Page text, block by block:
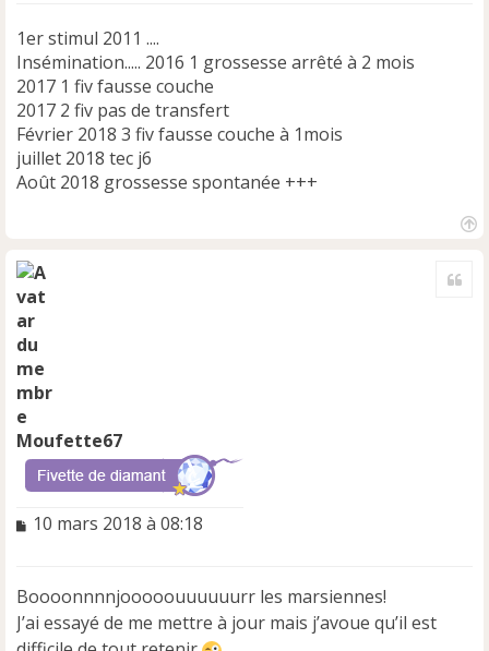
u
1er stimul 2011 ....
Insémination..... 2016 1 grossesse arrêté à 2 mois
2017 1 fiv fausse couche
2017 2 fiv pas de transfert
Février 2018 3 fiv fausse couche à 1mois
juillet 2018 tec j6
Août 2018 grossesse spontanée +++
Moufette67
M
a
g
10 mars 2018 à 08:18
Boooonnnnjooooouuuuuurr les marsiennes!
J’ai essayé de me mettre à jour mais j’avoue qu’il est